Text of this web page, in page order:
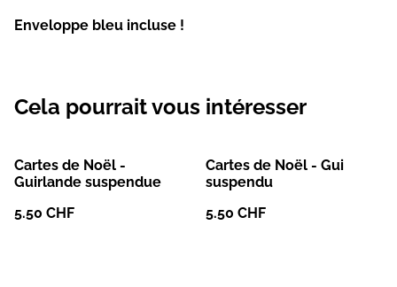
Enveloppe bleu incluse !
Cela pourrait vous intéresser
Cartes de Noël -
Guirlande suspendue
5.50 CHF
Cartes de Noël - Gui
suspendu
5.50 CHF